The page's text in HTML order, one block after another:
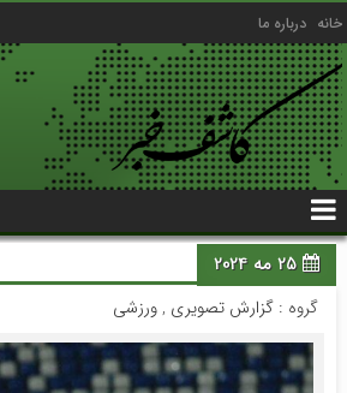
خانه درباره ما
25 مه 2024
گروه :گزارش تصویری ,ورزشی